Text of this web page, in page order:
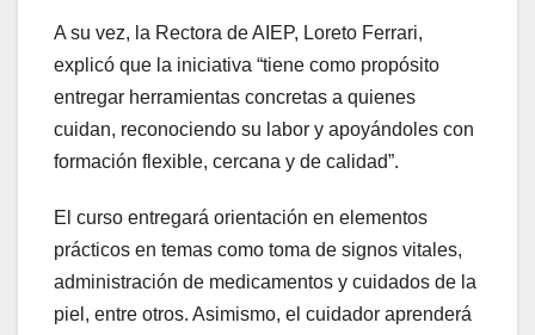
A su vez, la Rectora de AIEP, Loreto Ferrari,
explicó que la iniciativa “tiene como propósito
entregar herramientas concretas a quienes
cuidan, reconociendo su labor y apoyándoles con
formación flexible, cercana y de calidad”.
El curso entregará orientación en elementos
prácticos en temas como toma de signos vitales,
administración de medicamentos y cuidados de la
piel, entre otros. Asimismo, el cuidador aprenderá